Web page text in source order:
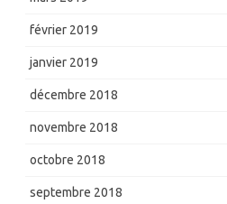
février 2019
janvier 2019
décembre 2018
novembre 2018
octobre 2018
septembre 2018